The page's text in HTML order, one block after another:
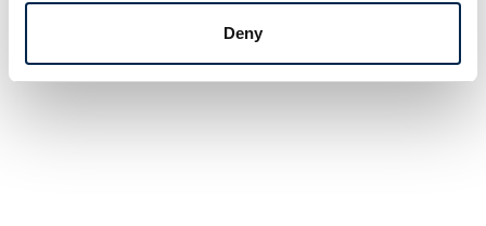
Deny